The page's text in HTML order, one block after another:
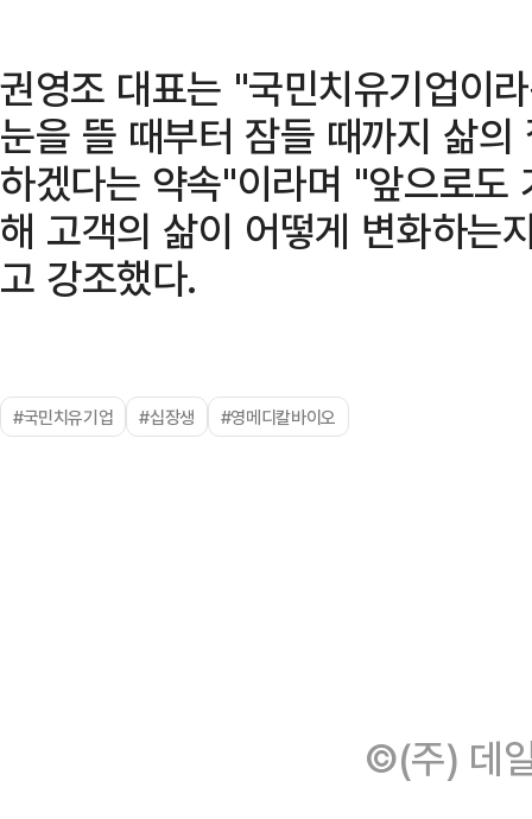
권영조 대표는 "국민치유기업이
눈을 뜰 때부터 잠들 때까지 삶
하겠다는 약속"이라며 "앞으로도
해 고객의 삶이 어떻게 변화하는
고 강조했다.
#국민치유기업 #십장생 #영메디칼바이오
©(주) 데